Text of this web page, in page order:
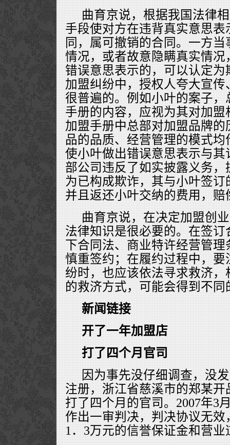
曲育京说，根据我国法律
手段使对方在违背真实意思
同，属可撤销的合同。一方
情况，或者故意隐瞒真实情
错误意思表示的，可以认定
加盟纠纷中，授权人夸大宣
很普遍的。例如小叶的案子
手册的内容，应视为其对加
加盟手册中总部对加盟品牌
品的品质、经营管理的模式
使小叶做出错误意思表示与
部公司违反了如实披露义务
为已构成欺诈，其与小叶签
并且返还小叶交纳的费用，赔
曲育京说，在决定加盟创
法律知识是很必要的。在签
下合同法、商业特许经营管
慎重签约；在履约过程中，
纷时，也应该依法寻求救济
的救济方式，可能会得到不同
新闻链接
开了一年加盟店
打了四个月官司
因为事先没仔细调查，没
注册，浙江省慈溪市的郑某
打了四个月的官司。2007年3
作出一审判决，判决协议无
1．3万元的信誉保证金和营业